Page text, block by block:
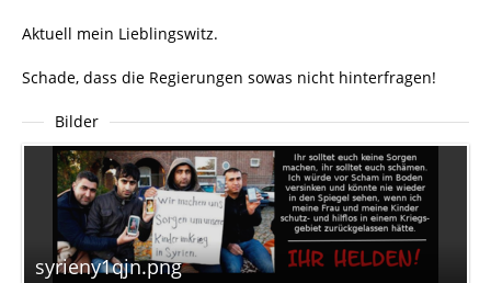
Aktuell mein Lieblingswitz.
Schade, dass die Regierungen sowas nicht hinterfragen!
Bilder
syrieny1qjn.png